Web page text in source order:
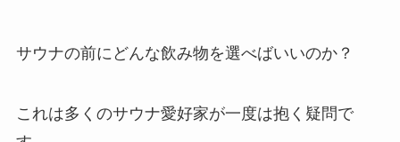
サウナの前にどんな飲み物を選べばいいのか？
これは多くのサウナ愛好家が一度は抱く疑問で